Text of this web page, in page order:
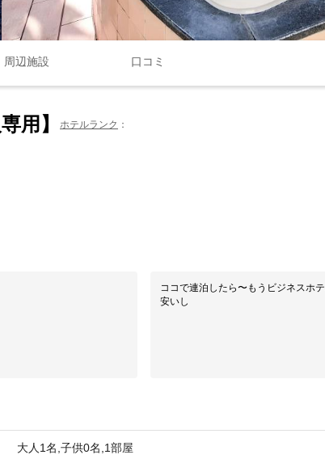
周辺施設 口コミ
用】 ホテルランク
ココで連泊したら〜もうビジネスホ
安いし
大人1名,子供0名,1部屋